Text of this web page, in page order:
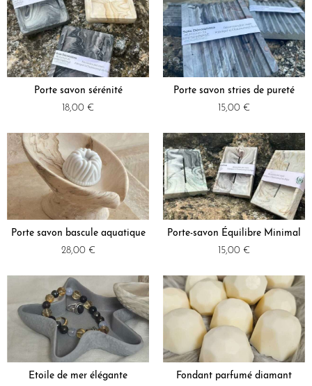
Porte savon sérénité
18,00 €
Porte savon stries de pureté
15,00 €
Porte savon bascule aquatique
28,00 €
Porte-savon Équilibre Minimal
15,00 €
Etoile de mer élégante
Fondant parfumé diamant